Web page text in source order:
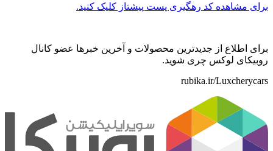
برای مشاهده کد رهگیری پست پیشتاز کلیک کنید.
برای اطلاع از جدیدترین محصولات و آخرین خبرها عضو کانال
روبیکای لوکس چری شوید.
rubika.ir/Luxcherycars